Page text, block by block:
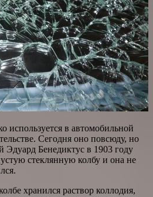
используется в автомобильной
Сегодня оно повсюду, но
Эдуард Бенедиктус в 1903 году
стеклянную колбу и она не
хранился раствор коллодия,